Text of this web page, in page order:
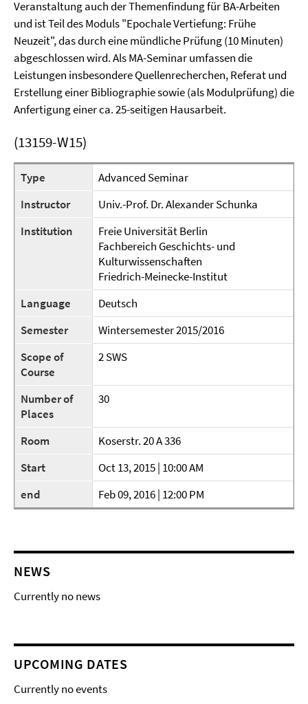
Veranstaltung auch der Themenfindung für BA-Arbeiten
und ist Teil des Moduls "Epochale Vertiefung: Frühe
Neuzeit", das durch eine mündliche Prüfung (10 Minuten)
abgeschlossen wird. Als MA-Seminar umfassen die
Leistungen insbesondere Quellenrecherchen, Referat und
Erstellung einer Bibliographie sowie (als Modulprüfung) die
Anfertigung einer ca. 25-seitigen Hausarbeit.
(13159-W15)
Type
Advanced Seminar
Instructor
Univ.-Prof. Dr. Alexander Schunka
Institution
Freie Universität Berlin
Fachbereich Geschichts- und
Kulturwissenschaften
Friedrich-Meinecke-Institut
Language
Deutsch
Semester
Wintersemester 2015/2016
Scope of
Course
2 SWS
Number of
Places
30
Room
Koserstr. 20 A 336
Start
Oct 13, 2015 | 10:00 AM
end
Feb 09, 2016 | 12:00 PM
NEWS
Currently no news
UPCOMING DATES
Currently no events